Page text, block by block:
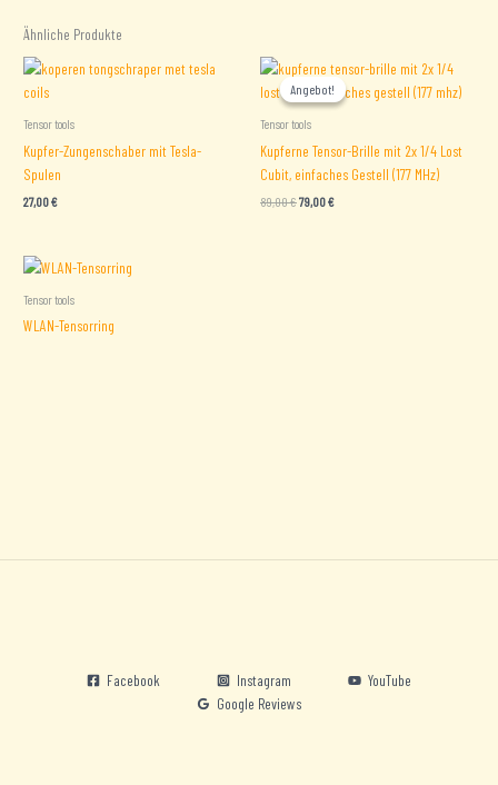
Ähnliche Produkte
Tensor tools
Kupfer-Zungenschaber mit Tesla-
Spulen
27,00€
Angebot!
Angebot!
Tensor tools
Kupferne Tensor-Brille mit 2x 1/4 Lost
Cubit, einfaches Gestell (177 MHz)
89,00€Ursprünglicher
79,00€Aktueller
Tensor tools
WLAN-Tensorring
Facebook Instagram
YouTube
Google Reviews